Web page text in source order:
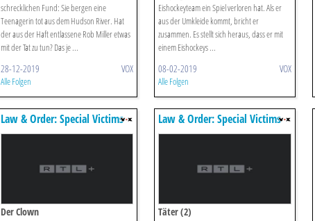
schrecklichen Fund: Sie bergen eine
Teenagerin tot aus dem Hudson River. Hat
der aus der Haft entlassene Rob Miller etwas
mit der Tat zu tun? Das je ...
28-12-2019 VOX
Alle Folgen
Eishockeyteam ein Spiel verloren hat. Als er
aus der Umkleide kommt, bricht er
zusammen. Es stellt sich heraus, dass er mit
einem Eishockeys ...
08-02-2019 VOX
Alle Folgen
Law & Order: Special Victims
Unit
Der Clown
Law & Order: Special Victims
Unit
Täter (2)